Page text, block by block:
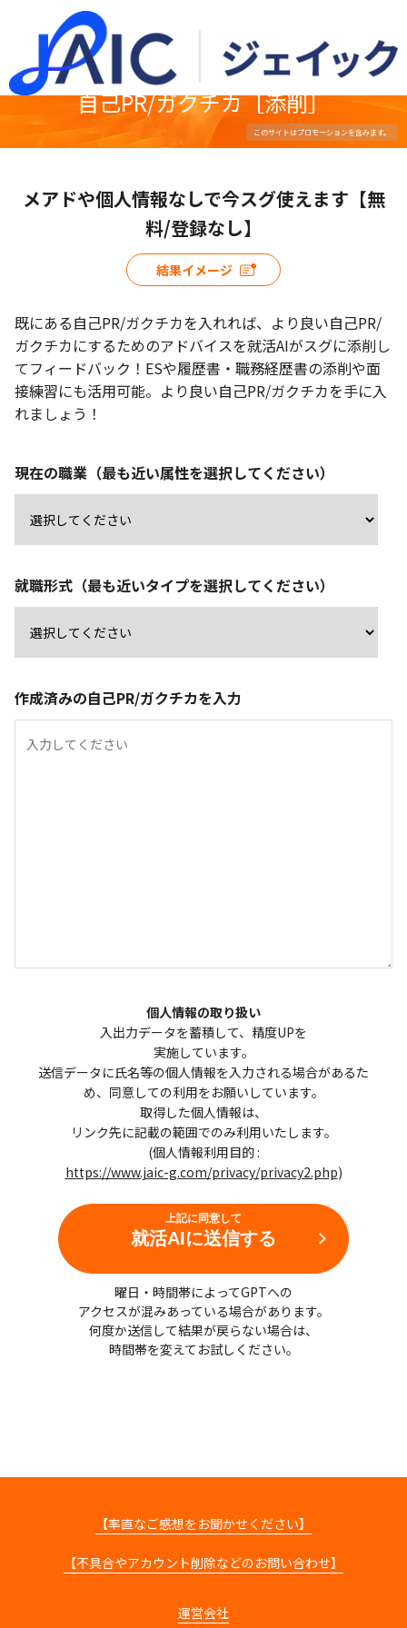
自己PR/ガクチカ［添削］
メアドや個人情報なしで今スグ使えます【無
料/登録なし】
結果イメージ
既にある自己PR/ガクチカを入れれば、より良い自己PR/
ガクチカにするためのアドバイスを就活AIがスグに添削し
てフィードバック！ESや履歴書・職務経歴書の添削や面
接練習にも活用可能。より良い自己PR/ガクチカを手に入
れましょう！
現在の職業（最も近い属性を選択してください）
就職形式（最も近いタイプを選択してください）
作成済みの自己PR/ガクチカを入力
個人情報の取り扱い
入出力データを蓄積して、精度UPを
実施しています。
送信データに氏名等の個人情報を入力される場合があるた
め、同意しての利用をお願いしています。
取得した個人情報は、
リンク先に記載の範囲でのみ利用いたします。
(個人情報利用目的 :
https://www.jaic-g.com/privacy/privacy2.php)
上記に同意して
就活AIに送信する
曜日・時間帯によってGPTへの
アクセスが混みあっている場合があります。
何度か送信して結果が戻らない場合は、
時間帯を変えてお試しください。
【率直なご感想をお聞かせください】
【不具合やアカウント削除などのお問い合わせ】
運営会社